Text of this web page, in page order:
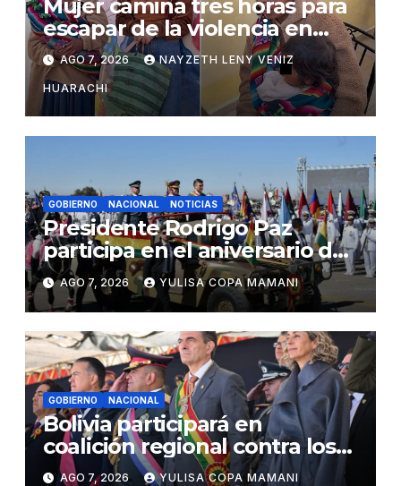
Mujer camina tres horas para
escapar de la violencia en
Potosí
AGO 7, 2026 NAYZETH LENY VENIZ
HUARACHI
GOBIERNO NACIONAL NOTICIAS
Presidente Rodrigo Paz
participa en el aniversario de
las Fuerzas Armadas
AGO 7, 2026 YULISA COPA MAMANI
GOBIERNO NACIONAL
Bolivia participará en
coalición regional contra los
cárteles del narcotráfico
AGO 7, 2026 YULISA COPA MAMANI